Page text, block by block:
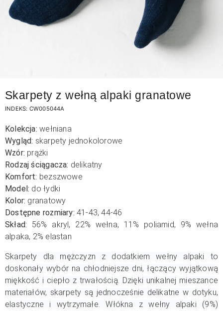
Skarpety z wełną alpaki granatowe
INDEKS: CW005044A
Kolekcja: wełniana
Wygląd: skarpety jednokolorowe
Wzór: prążki
Rodzaj ściągacza: delikatny
Komfort: bezszwowe
Model: do łydki
Kolor: granatowy
Dostępne rozmiary: 41-43, 44-46
Skład: 56% akryl, 22% wełna, 11% poliamid, 9% wełna
alpaka, 2% elastan
Skarpety dla mężczyzn z dodatkiem wełny alpaki to
doskonały wybór na chłodniejsze dni, łączący wyjątkową
miękkość i ciepło z trwałością. Dzięki unikalnej mieszance
materiałów, skarpety są jednocześnie delikatne w dotyku,
elastyczne i wytrzymałe. Włókna z wełny alpaki (9%)